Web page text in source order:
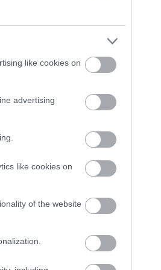
like cookies on
advertising
like cookies on
of the website
μεγάλες προκλήσεις του
σε πολύ καλό δρόμο
29% σε σχέση με το 1991
πρόσφατα δεδομένα στη μάχη
του Πανεπιστημίου του
ανθρώπινου ανοσοποιητικού
παγκρέατος,